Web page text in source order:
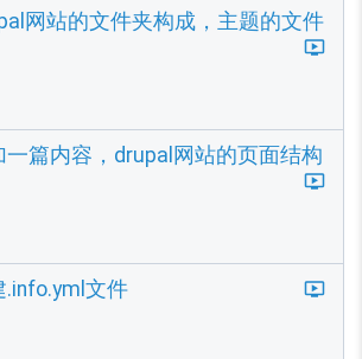
网站的文件夹构成，主题的文件
一篇内容，drupal网站的页面结构
.info.yml文件